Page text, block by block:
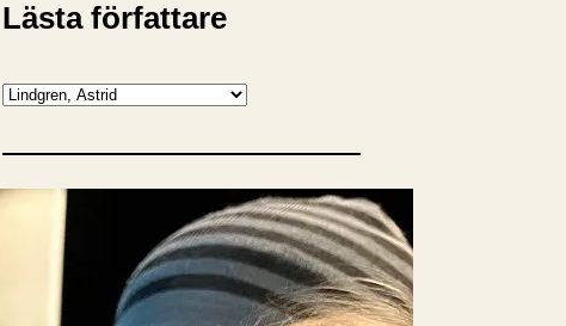
Lästa författare
K
t
e
Populära ämnen
Barnböcker Biografi Blogga Bokcirkel